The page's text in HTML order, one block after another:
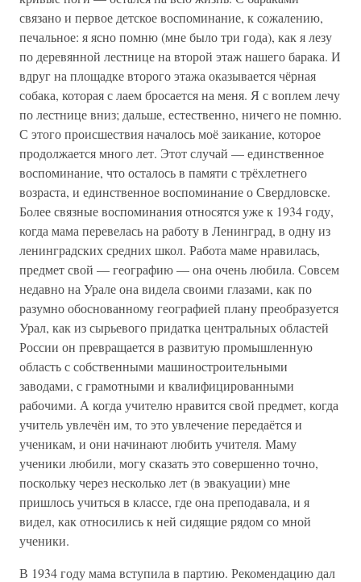
связано и первое детское воспоминание, к сожалению,
печальное: я ясно помню (мне было три года), как я лезу
по деревянной лестнице на второй этаж нашего барака. И
вдруг на площадке второго этажа оказывается чёрная
собака, которая с лаем бросается на меня. Я с воплем лечу
по лестнице вниз; дальше, естественно, ничего не помню.
С этого происшествия началось моё заикание, которое
продолжается много лет. Этот случай — единственное
воспоминание, что осталось в памяти с трёхлетнего
возраста, и единственное воспоминание о Свердловске.
Более связные воспоминания относятся уже к 1934 году,
когда мама перевелась на работу в Ленинград, в одну из
ленинградских средних школ. Работа маме нравилась,
предмет свой — географию — она очень любила. Совсем
недавно на Урале она видела своими глазами, как по
разумно обоснованному географией плану преобразуется
Урал, как из сырьевого придатка центральных областей
России он превращается в развитую промышленную
область с собственными машиностроительными
заводами, с грамотными и квалифицированными
рабочими. А когда учителю нравится свой предмет, когда
учитель увлечён им, то это увлечение передаётся и
ученикам, и они начинают любить учителя. Маму
ученики любили, могу сказать это совершенно точно,
поскольку через несколько лет (в эвакуации) мне
пришлось учиться в классе, где она преподавала, и я
видел, как относились к ней сидящие рядом со мной
ученики.
В 1934 году мама вступила в партию. Рекомендацию дал